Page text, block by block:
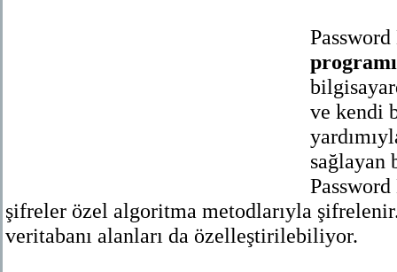
programı
ve kendi
sağlayan
şifreler özel algoritma metodlarıyla
veritabanı alanları da özelleştirilebiliyor.